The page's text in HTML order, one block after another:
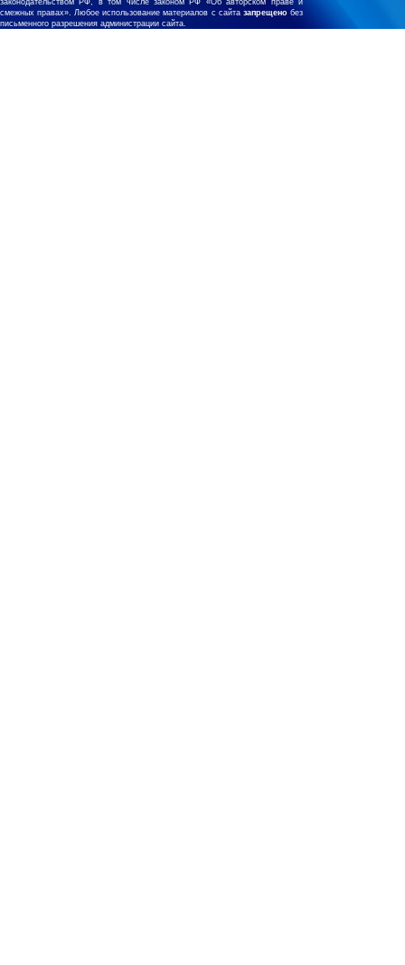
законодательством РФ, в том числе законом РФ «Об авторском праве и
смежных правах». Любое использование материалов с сайта запрещенобез
письменного разрешения администрации сайта.